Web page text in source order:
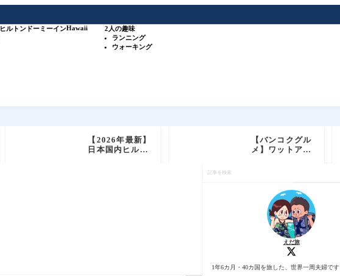
ヒルトン ドーミーインHawaii
2人の趣味
ランニング
ウォーキング
【2026年最新】
日本国内ヒルト
【バンコクグル
メ】ワットアル
n」実食レビュ
ー｜予約必須の
特等席でしあわ
せディナー
えだ旅
1年6カ月・40カ国を旅した、世界一周夫婦です